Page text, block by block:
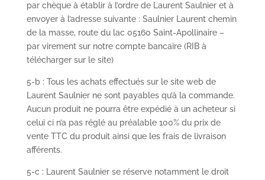
par chèque à établir à l’ordre de Laurent Saulnier et à
envoyer à l’adresse suivante : Saulnier Laurent chemin
de la masse, route du lac 05160 Saint-Apollinaire –
par virement sur notre compte bancaire (RIB à
télécharger sur le site)
5-b : Tous les achats effectués sur le site web de
Laurent Saulnier ne sont payables qu’à la commande.
Aucun produit ne pourra être expédié à un acheteur si
celui ci n’a pas réglé au préalable 100% du prix de
vente TTC du produit ainsi que les frais de livraison
afférents.
5-c : Laurent Saulnier se réserve notamment le droit